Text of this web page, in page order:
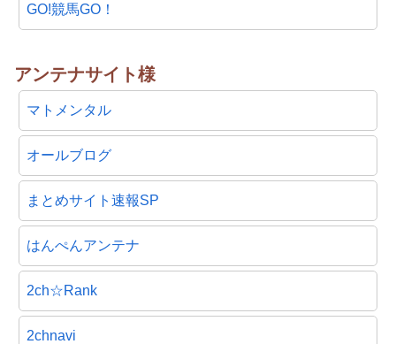
GO!競馬GO！
アンテナサイト様
マトメンタル
オールブログ
まとめサイト速報SP
はんぺんアンテナ
2ch☆Rank
2chnavi